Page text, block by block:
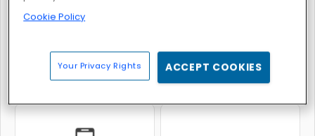
Get on Top Mobile
Cookie Policy
Your Privacy Rights ACCEPT COOKIES